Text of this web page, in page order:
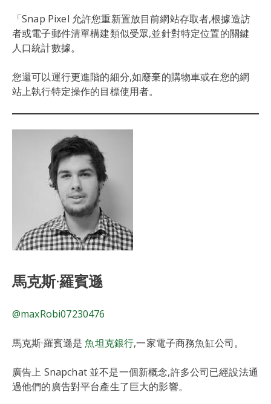
「Snap Pixel 允許您重新置放目前網站存取者,根據造訪
者或電子郵件清單構建類似受眾,並針對特定位置的關鍵
人口統計數據。
您還可以運行更進階的細分,如廢棄的購物車或在您的網
站上執行特定操作的目標使用者。
馬克斯·羅賓遜
@maxRobi07230476
馬克斯·羅賓遜是魚坦克銀行,一家電子商務魚缸公司。
廣告上 Snapchat 並不是一個新概念,許多公司已經設法通
過他們的廣告對平台產生了巨大的影響。